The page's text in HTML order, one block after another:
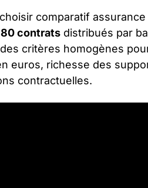
comparatif
contrats distribués par
critères homogènes
euros, richesse des
contractuelles.